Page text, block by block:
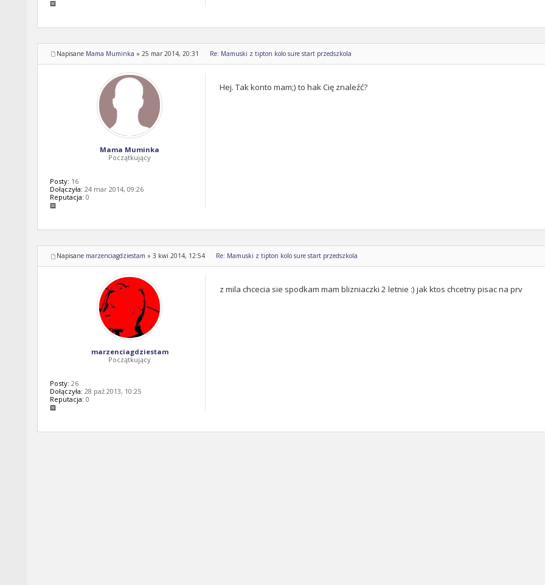
Napisane Mama Muminka » 25 mar 2014, 20:31 Re: Mamuski z tipton kolo sure start przedszkola
Hej. Tak konto mam;) to hak Cię znaleźć?
Mama Muminka
Początkujący
Posty: 16
Dołączyła: 24 mar 2014, 09:26
Reputacja: 0
Napisane marzenciagdziestam » 3 kwi 2014, 12:54 Re: Mamuski z tipton kolo sure start przedszkola
z mila chcecia sie spodkam mam blizniaczki 2 letnie :) jak ktos chcetny pisac na prv
marzenciagdziestam
Początkujący
Posty: 26
Dołączyła: 28 paź 2013, 10:25
Reputacja: 0